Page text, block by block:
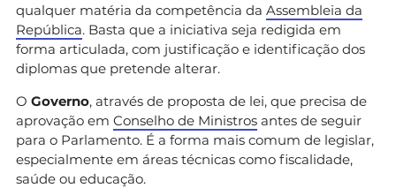
qualquer matéria da competência da Assembleia da
República. Basta que a iniciativa seja redigida em
forma articulada, com justificação e identificação dos
diplomas que pretende alterar.
O Governo, através de proposta de lei, que precisa de
aprovação em Conselho de Ministros antes de seguir
para o Parlamento. É a forma mais comum de legislar,
especialmente em áreas técnicas como fiscalidade,
saúde ou educação.